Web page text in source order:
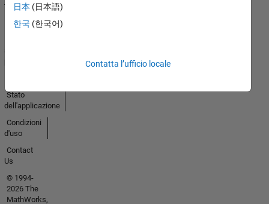
日本 (日本語)
한국 (한국어)
Contatta l’ufficio locale
fiducia
Marchi
Stato
dell'applicazione
Condizioni
d'uso
Contact
Us
© 1994-
2026 The
MathWorks,